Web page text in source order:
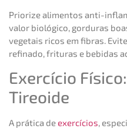
Priorize alimentos anti-
valor biológico, gorduras
vegetais ricos em fibras.
refinado, frituras e bebidas
Exercício
Tireoide
A prática deexercícios,